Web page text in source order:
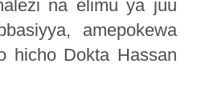
na elimu ya juu
amepokewa
hicho Dokta Hassan